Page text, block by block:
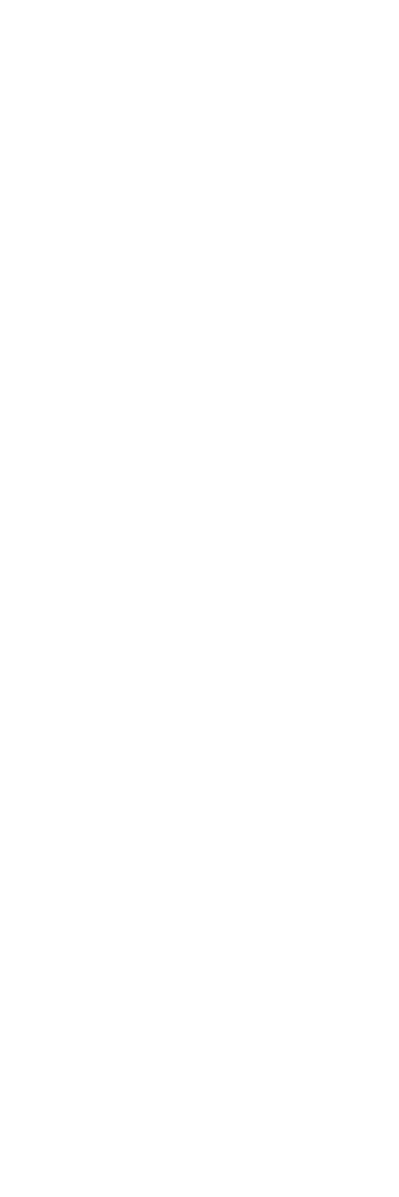
: Réaliser une analyse de
Informations documentées : création, contrôle,
: Construire un plan de
Présentation de l’Annexe A et des 93 contrôles
: Concevoir un tableau de
Relations entre ISO 27001 et autres
Panorama des normes complémentaires : ISO
Mise en perspective avec d’autres cadres (NIS2,
: Construire une matrice de